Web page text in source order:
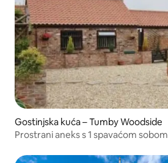
Gostinjska kuća – Tumby Woodside
Prostrani aneks s 1 spavaćom sobom